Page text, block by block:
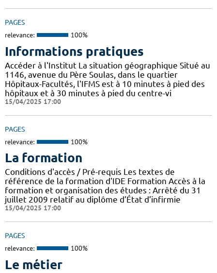
PAGES
relevance: 100%
Informations pratiques
Accéder à l'Institut La situation géographique Situé au
1146, avenue du Père Soulas, dans le quartier
Hôpitaux-Facultés, l'IFMS est à 10 minutes à pied des
hôpitaux et à 30 minutes à pied du centre-vi
15/04/2025 17:00
PAGES
relevance: 100%
La formation
Conditions d'accès / Pré-requis Les textes de
référence de la formation d'IDE Formation Accès à la
formation et organisation des études : Arrêté du 31
juillet 2009 relatif au diplôme d’État d’infirmie
15/04/2025 17:00
PAGES
relevance: 100%
Le métier